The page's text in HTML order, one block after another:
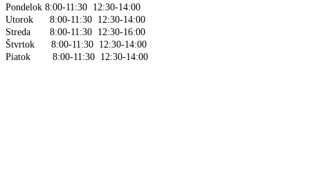
Pondelok 8:00-11:30 12:30-14:00
Utorok 8:00-11:30 12:30-14:00
Streda 8:00-11:30 12:30-16:00
Štvrtok 8:00-11:30 12:30-14:00
Piatok 8:00-11:30 12:30-14:00